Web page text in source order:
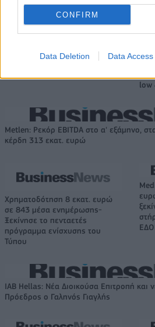
CONFIRM
Data Deletion Data Access
Β.Σ.
low
Metlen: Ρεκόρ EBITDA στο α' εξάμηνο,
κέρδη 313 εκατ. ευρώ
Χρηματοδότηση 8 εκατ. ευρώ
σε 843 μέσα ενημέρωσης-
Ξεκίνησε το πενταετές
πρόγραμμα ενίσχυσης του
Τύπου
IAB Hellas: Νέα Διοικούσα Επιτροπή και
Πρόεδρος ο Γαληνός Γιαγλής